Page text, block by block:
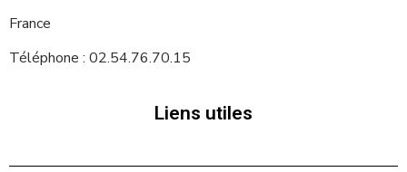
France
Téléphone : 02.54.76.70.15
Liens utiles